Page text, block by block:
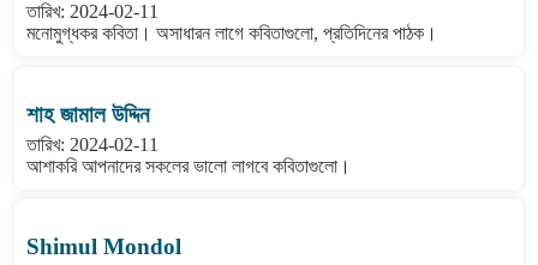
তারিখ: 2024-02-11
মনোমুগ্ধকর কবিতা। অসাধারন লাগে কবিতাগুলো, প্রতিদিনের পাঠক।
শাহ জামাল উদ্দিন
তারিখ: 2024-02-11
আশাকরি আপনাদের সকলের ভালো লাগবে কবিতাগুলো।
Shimul Mondol